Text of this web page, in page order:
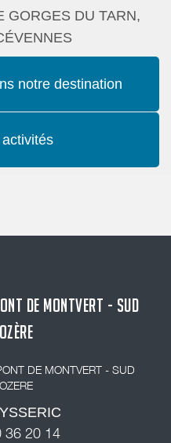
GORGES DU TARN,
notre destination
DE MONTVERT - SUD
DE MONTVERT - SUD
36 20 14